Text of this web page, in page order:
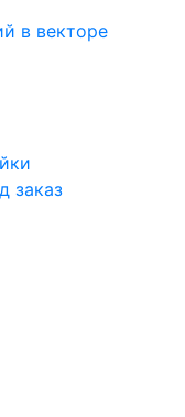
в векторе
заказ